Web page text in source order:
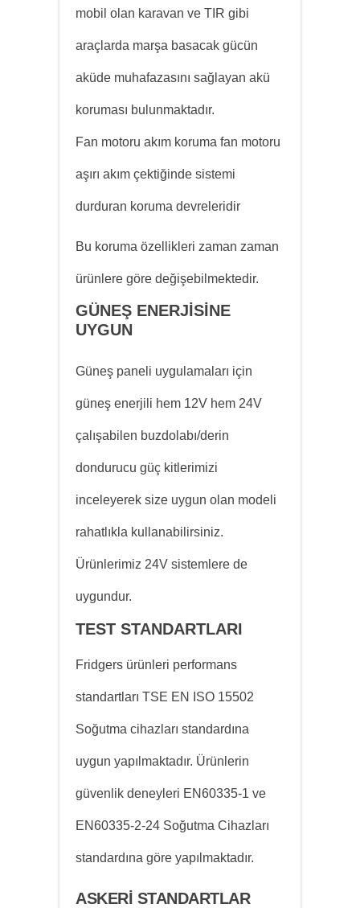
mobil olan karavan ve TIR gibi
araçlarda marşa basacak gücün
aküde muhafazasını sağlayan akü
koruması bulunmaktadır.
Fan motoru akım koruma fan motoru
aşırı akım çektiğinde sistemi
durduran koruma devreleridir
Bu koruma özellikleri zaman zaman
ürünlere göre değişebilmektedir.
GÜNEŞ ENERJİSİNE
UYGUN
Güneş paneli uygulamaları için
güneş enerjili hem 12V hem 24V
çalışabilen buzdolabı/derin
dondurucu güç kitlerimizi
inceleyerek size uygun olan modeli
rahatlıkla kullanabilirsiniz.
Ürünlerimiz 24V sistemlere de
uygundur.
TEST STANDARTLARI
Fridgers ürünleri performans
standartları TSE EN ISO 15502
Soğutma cihazları standardına
uygun yapılmaktadır. Ürünlerin
güvenlik deneyleri EN60335-1 ve
EN60335-2-24 Soğutma Cihazları
standardına göre yapılmaktadır.
ASKERİ STANDARTLAR